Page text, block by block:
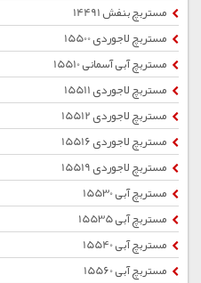
مستربچ بنفش 14491
مستربچ لاجوردی 15500
مستربچ آبی آسمانی 15510
مستربچ لاجوردی 15511
مستربچ لاجوردی 15512
مستربچ لاجوردی 15516
مستربچ لاجوردی 15519
مستربچ آبی 15530
مستربچ آبی 15535
مستربچ آبی 15540
مستربچ آبی 15560